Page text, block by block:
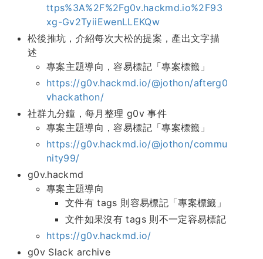
ttps%3A%2F%2Fg0v.hackmd.io%2F93
xg-Gv2TyiiEwenLLEKQw
松後推坑，介紹每次大松的提案，產出文字描
述
專案主題導向，容易標記「專案標籤」
https://g0v.hackmd.io/@jothon/afterg0
vhackathon/
社群九分鐘，每月整理 g0v 事件
專案主題導向，容易標記「專案標籤」
https://g0v.hackmd.io/@jothon/commu
nity99/
g0v.hackmd
專案主題導向
文件有 tags 則容易標記「專案標籤」
文件如果沒有 tags 則不一定容易標記
https://g0v.hackmd.io/
g0v Slack archive